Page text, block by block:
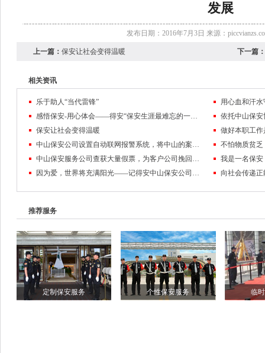
发展
发布日期：2016年7月3日 来源：
上一篇： 保安让社会变得温暖 下一篇：
相关资讯
乐于助人“当代雷锋”
感悟保安-用心体会——得安“保安生涯最难忘的一件事”有奖征文大赛作品鉴赏
保安让社会变得温暖
中山保安公司设置自动联网报警系统，将中山的案发率大大降低
中山保安服务公司查获大量假票，为客户公司挽回损失
因为爱，世界将充满阳光——记得安中山保安公司驻市公安局南院保安队的队员们
推荐服务
定制保安服务 个性保安服务 临